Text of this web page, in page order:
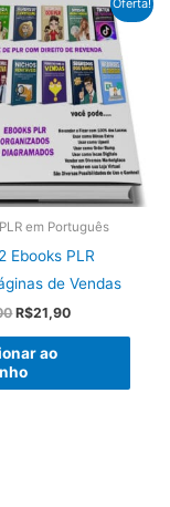
Oferta!
em Português
Ebooks PLR
de Vendas
O
original
era:
R$107,00.
R$21,90O
ao